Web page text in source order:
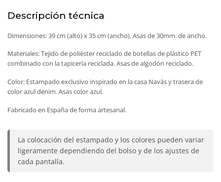
Descripción técnica
Dimensiones: 39 cm (alto) x 35 cm (ancho). Asas de 30mm. de ancho.
Materiales: Tejido de poliéster reciclado de botellas de plástico PET
combinado con la tapicería reciclada. Asas de algodón reciclado.
Color: Estampado exclusivo inspirado en la casa Navàs y trasera de
color azul denim. Asas color azul.
Fabricado en España de forma artesanal.
La colocación del estampado y los colores pueden variar
ligeramente dependiendo del bolso y de los ajustes de
cada pantalla.